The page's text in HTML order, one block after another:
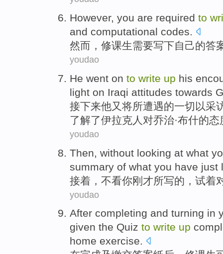
However, you are required to
and computational codes.
然而 ，修课生需要写下自己的答
youdao
He went on to write up his
light on Iraqi attitudes towards
接下来他又 将所遭遇的一切 以采
了解了伊拉克人 对乔治·布什的态
youdao
Then without looking at what
summary of what you have just
接着 ， 不看你刚才所写的 ， 试着
youdao
After completing and turning in
given the Quiz to write up
home exercise.